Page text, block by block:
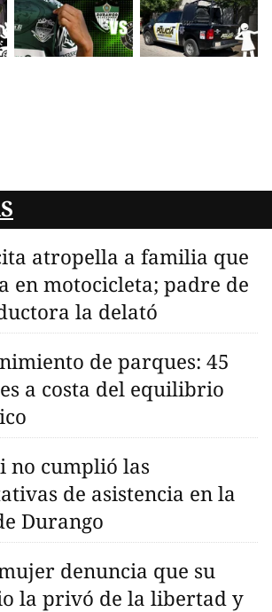
atropella a familia que
en motocicleta; padre de
la delató
de parques: 45
a costa del equilibrio
no cumplió las
de asistencia en la
Durango
denuncia que su
la privó de la libertad y